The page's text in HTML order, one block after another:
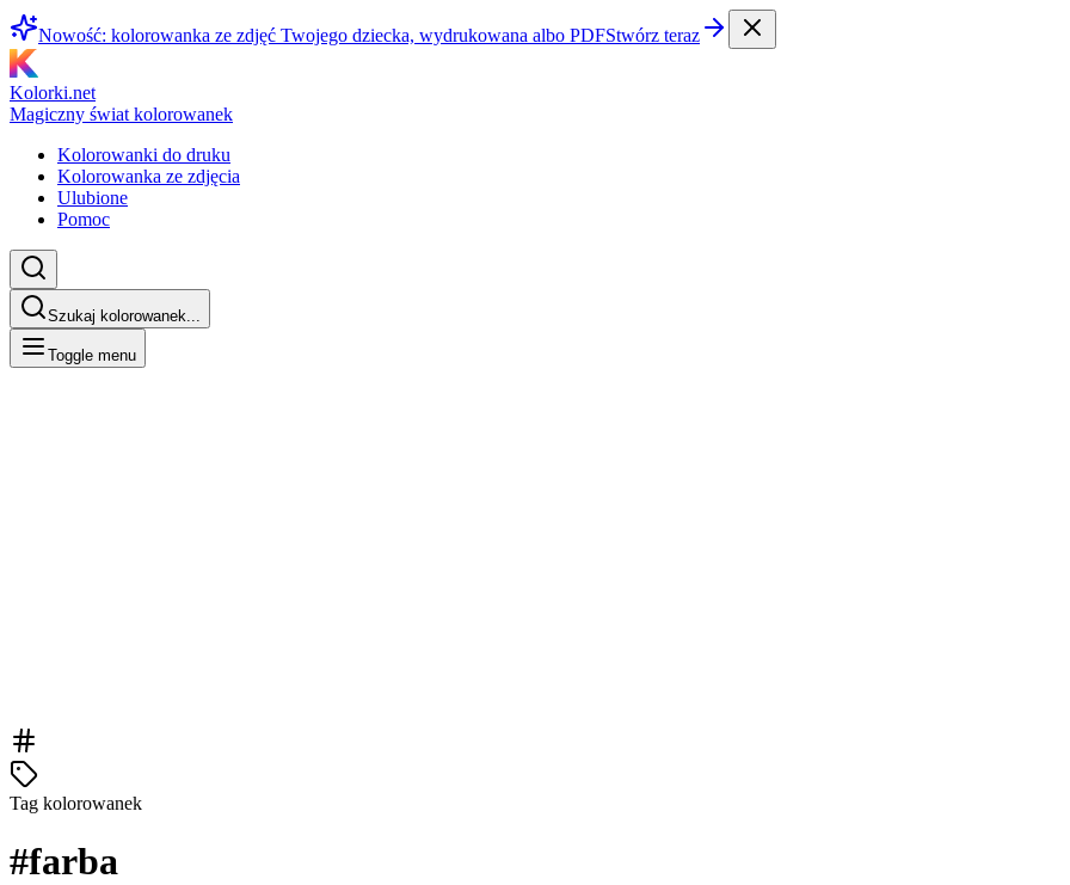
Nowość: kolorowanka ze zdjęć Twojego dziecka, wydrukowana albo PDFStwórz teraz
Kolorki.net
Magiczny świat kolorowanek
Kolorowanki do druku
Kolorowanka ze zdjęcia
Ulubione
Pomoc
Szukaj kolorowanek...
Toggle menu
Tag kolorowanek
#farba